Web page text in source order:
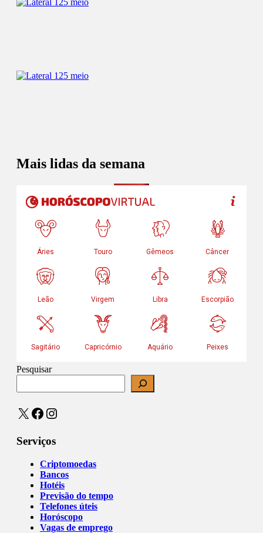
Mais lidas da semana
Pesquisar
X Facebook
Instagram
Serviços
Criptomoedas
Bancos
Hotéis
Previsão do tempo
Telefones úteis
Horóscopo
Vagas de emprego